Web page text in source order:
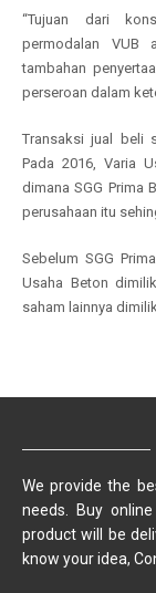
“Tujuan dari
permodalan VUB
tambahan
perseroan dalam
Transaksi jual beli
Pada 2016, Varia
dimana SGG Prima
perusahaan itu
Sebelum SGG
Usaha Beton
saham lainnya
We provide the
needs. Buy
product will be
know your idea,